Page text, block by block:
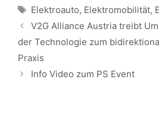
Schlagwörter
Elektroauto, Elektromobilität,
Beitrags-
Navigation
V2G Alliance Austria treibt
der Technologie zum
Praxis
Info Video zum PS Event